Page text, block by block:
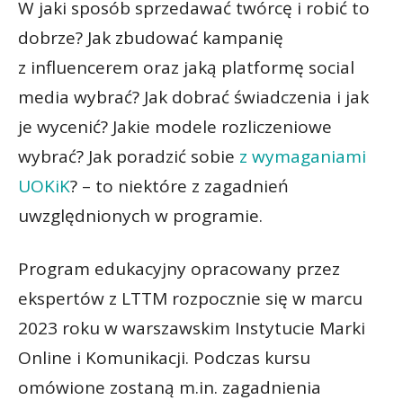
W jaki sposób sprzedawać twórcę i robić to
dobrze? Jak zbudować kampanię
z influencerem oraz jaką platformę social
media wybrać? Jak dobrać świadczenia i jak
je wycenić? Jakie modele rozliczeniowe
wybrać? Jak poradzić sobie z wymaganiami
UOKiK? – to niektóre z zagadnień
uwzględnionych w programie.
Program edukacyjny opracowany przez
ekspertów z LTTM rozpocznie się w marcu
2023 roku w warszawskim Instytucie Marki
Online i Komunikacji. Podczas kursu
omówione zostaną m.in. zagadnienia